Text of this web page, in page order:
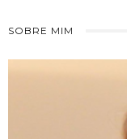
SOBRE MIM